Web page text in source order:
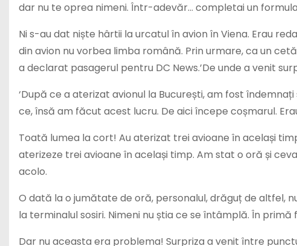
dar nu te oprea nimeni. Într-adevăr… completai un
Ni s-au dat niște hârtii la urcatul în avion în Viena. Erau
din avion nu vorbea limba română. Prin urmare, ca un
a declarat pasagerul pentru DC News.’De unde a venit
‘După ce a aterizat avionul la București, am fost
ce, însă am făcut acest lucru. De aici începe coșmarul.
Toată lumea la cort! Au aterizat trei avioane în același
aterizeze trei avioane în același timp. Am stat o oră și
acolo.
O dată la o jumătate de oră, personalul, drăguț de altfel,
la terminalul sosiri. Nimeni nu știa ce se întâmplă. În
Dar nu aceasta era problema! Surpriza a venit între